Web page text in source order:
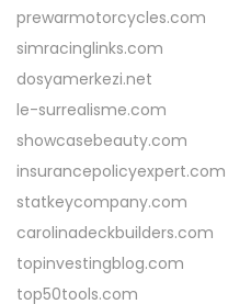
prewarmotorcycles.com
simracinglinks.com
dosyamerkezi.net
le-surrealisme.com
showcasebeauty.com
insurancepolicyexpert.com
statkeycompany.com
carolinadeckbuilders.com
topinvestingblog.com
top50tools.com